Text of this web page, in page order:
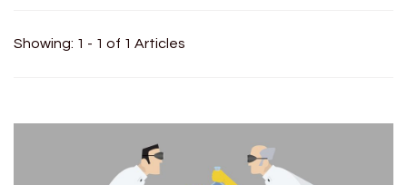
Showing: 1 - 1 of 1 Articles